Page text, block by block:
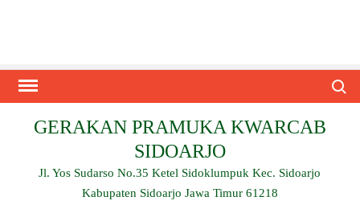
GERAKAN PRAMUKA KWARCAB
SIDOARJO
Jl. Yos Sudarso No.35 Ketel Sidoklumpuk Kec. Sidoarjo
Kabupaten Sidoarjo Jawa Timur 61218